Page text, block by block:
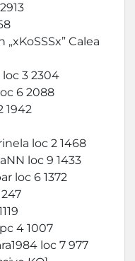
Calea
3 2304
6 2088
1942
loc 2 1468
loc 9 1433
loc 6 1372
4 1007
loc 7 977